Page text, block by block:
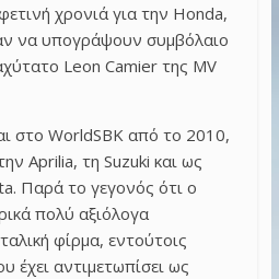
χρονιά για την Honda,
να υπογράψουν συμβόλαιο
Leon Camier της MV
στο WorldSBK από το 2010,
Aprilia, τη Suzuki και ως
Παρά το γεγονός ότι ο
πολύ αξιόλογα
φίρμα, εντούτοις
έχει αντιμετωπίσει ως